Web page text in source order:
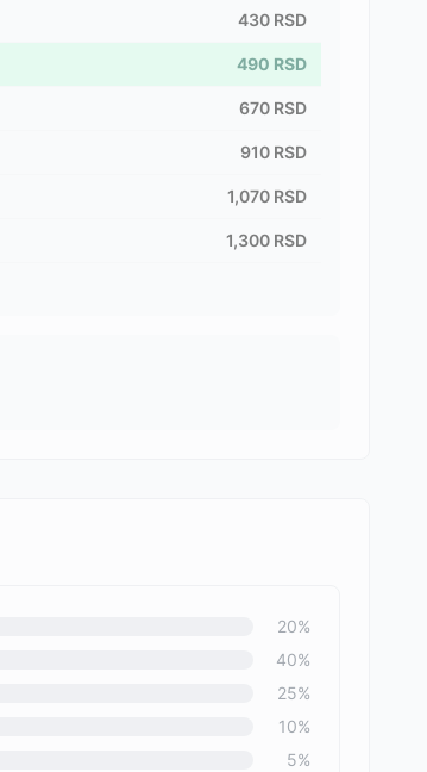
430 RSD
490 RSD
670 RSD
910 RSD
1,070 RSD
1,300 RSD
20%
40%
25%
10%
5%